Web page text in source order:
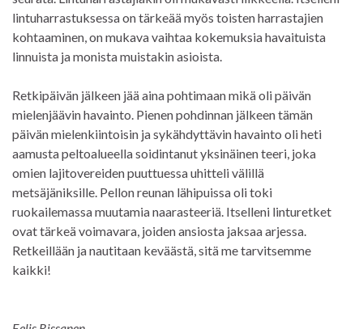
lintuharrastuksessa on tärkeää myös toisten harrastajien
kohtaaminen, on mukava vaihtaa kokemuksia havaituista
linnuista ja monista muistakin asioista.
Retkipäivän jälkeen jää aina pohtimaan mikä oli päivän
mielenjäävin havainto. Pienen pohdinnan jälkeen tämän
päivän mielenkiintoisin ja sykähdyttävin havainto oli heti
aamusta peltoalueella soidintanut yksinäinen teeri, joka
omien lajitovereiden puuttuessa uhitteli välillä
metsäjäniksille. Pellon reunan lähipuissa oli toki
ruokailemassa muutamia naarasteeriä. Itselleni linturetket
ovat tärkeä voimavara, joiden ansiosta jaksaa arjessa.
Retkeillään ja nautitaan keväästä, sitä me tarvitsemme
kaikki!